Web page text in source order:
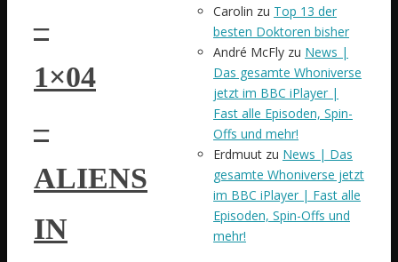
–
1×04
–
ALIENS
IN
Carolin zu Top 13 der
besten Doktoren bisher
André McFly zu News |
Das gesamte Whoniverse
jetzt im BBC iPlayer |
Fast alle Episoden, Spin-
Offs und mehr!
Erdmuut zu News | Das
gesamte Whoniverse jetzt
im BBC iPlayer | Fast alle
Episoden, Spin-Offs und
mehr!